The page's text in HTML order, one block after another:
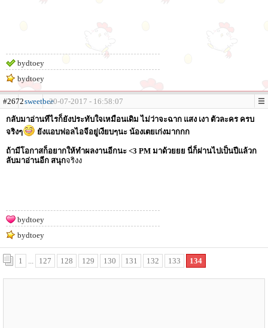
bydtoey
bydtoey
#2672sweetbee20-07-2017 - 16:58:07
กลับมาอ่านทีไรก็ยังประทับใจเหมือนเดิม ไม่ว่าจะฉาก แสง เงา ตัวละคร ครบ
จริงๆ
ยังแอบฟอลไอจีอยู่เงียบๆนะ น้องเตยเก่งมากกก
ถ้ามีโอกาสก็อยากให้ทำผลงานอีกนะ <3 PM มาด้วยยย นี่ก็ผ่านไปเป็นปีแล้วก
ลับมาอ่านอีก สนุกจริงง
bydtoey
bydtoey
1 ... 127 128 129 130 131 132 133 134